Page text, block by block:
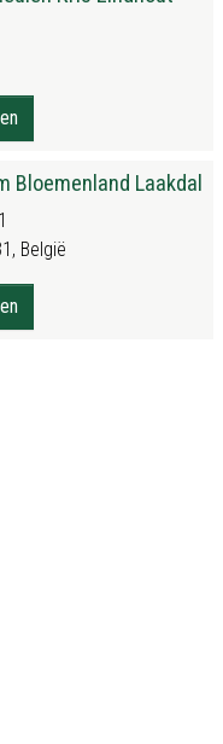
Bloemenland Laakdal
België